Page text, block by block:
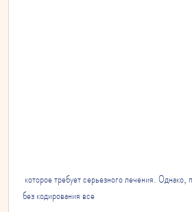
без кодирования все